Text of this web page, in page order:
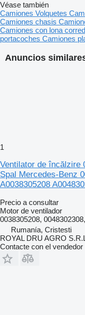
Anuncios
1
Ventilator de încălzire
Spal Mercedes-Benz
A0038305208
Precio a consultar
Motor de ventilador
0038305208,
Rumanía, Cristesti
ROYAL DRU AGRO
Contacte con el vendedor
Véase también
Camiones Volquetes
Camiones chasis
Camiones con lona
portacoches Camiones